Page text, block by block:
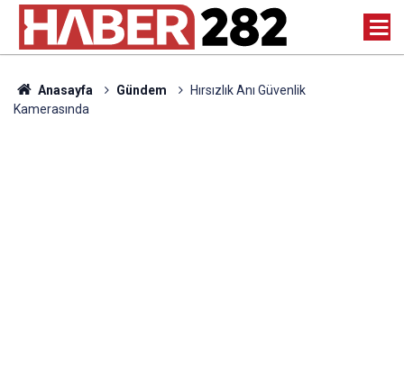
Anasayfa Gündem
Hırsızlık Anı Güvenlik
Kamerasında